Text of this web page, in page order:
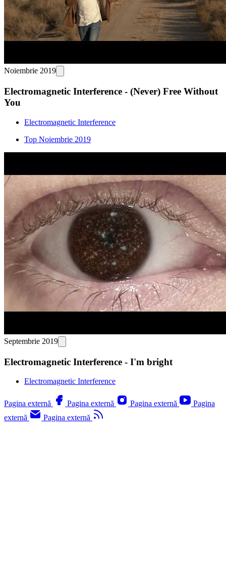
Noiembrie 2019
Electromagnetic Interference - (Never) Free Without
You
Electromagnetic Interference
Top Noiembrie 2019
Septembrie 2019
Electromagnetic Interference - I'm bright
Electromagnetic Interference
Pagina externă Pagina externă Pagina externă
Pagina
externă
Pagina externă